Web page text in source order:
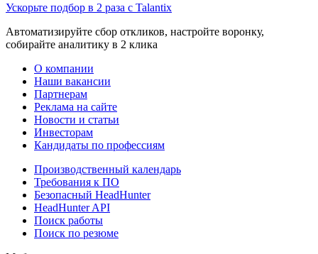
Ускорьте подбор в 2 раза с Talantix
Автоматизируйте сбор откликов, настройте воронку,
собирайте аналитику в 2 клика
О компании
Наши вакансии
Партнерам
Реклама на сайте
Новости и статьи
Инвесторам
Кандидаты по профессиям
Производственный календарь
Требования к ПО
Безопасный HeadHunter
HeadHunter API
Поиск работы
Поиск по резюме